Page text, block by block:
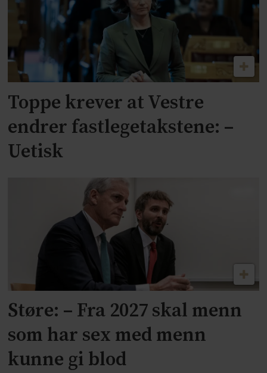
Toppe krever at Vestre
endrer fastlegetakstene: –
Uetisk
Støre: – Fra 2027 skal menn
som har sex med menn
kunne gi blod